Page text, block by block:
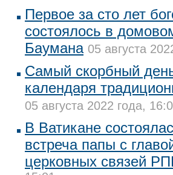
Первое за сто лет
состоялось в
Баумана 05 августа
Самый скорбный
календаря
05 августа 2022 года,
В Ватикане
встреча папы с
церковных связей